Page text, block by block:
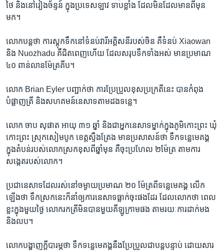
ថៃ និង​នៅវៀងច័ន្ទន៍ ​ក្នុងប្រទេស​ឡាវ ទាប​ខ្លាំង ដែល​មិន​ដែល​មាន​ពី​មុន​
មក។
លោក​បន្ត​ថា​ ការ​ស្តុក​ទឹក​នៅ​ទំនប់​វារី​អគ្គិសនី​របស់​ចិន គឺ​ទំនប់ ​Xiaowan ​
និង​ Nuozhadu គឺ​ជិត​ពេញ​ហើយ ដែល​សរុបទឹក​ទាំងអស់ មាន​ប្រមាណ
៤០​ ពាន់​លាន​ម៉ែត្រ​គីប។
លោក Brian Eyler បញ្ជាក់​ថា ការ​ប្រែ​ប្រួល​ខុស​ប្រក្រតី​នេះ បាន​កំពុង​
បំផ្លាញ​ត្រី និង​សហគមន៍​នេសាទតាម​ដង​ទន្លេ។
លោក ចាប សុផាត អាយុ ​៣១ ​ឆ្នាំ និង​ជា​អ្នក​នេសាទ​ម្នាក់​ក្នុង​ភូមិ​កោះ​ព្រះ ឃុំ​
កោះ​ព្រះ ស្រុក​សៀមបូក ខេត្ត​ស្ទឹង​ត្រែង មាន​ប្រសាសន៍​ថា ​ទឹកទន្លេ​មេគង្គ​
ក្នុង​តំបន់​របស់​លោក​ស្រក​ខុស​ពី​ឆ្នាំ​មុន គឺ​ចុះ​ប្រហែល​ ២​ម៉ែត្រ តាម​ការ
សង្កេត​របស់​លោក។
ប្រជា​នេសាទ​ដែល​រស់​នៅ​ចម្ងាយ​ប្រមាណ​ ២០​ ម៉ែត្រ​ពី​ទន្លេ​មេគង្គ លើក​
ឡើង​ថា ទឹក​ស្រក​នេះ​ក៏​នាំ​ឲ្យការ​នេសាទធ្លាក់​ចុះ​ផង​ដែរ ដែល​លោក​ថា ​ពេល​
ខ្លះ​ក្នុង​មួយ​ថ្ងៃ លោករក​ត្រី​មិន​បាន​មួយ​គីឡូក្រាម​ផង​ តាម​រយៈ​ការ​ដាក់​មង
និង​លប។
លោក​បង្ហាញ​ក្តី​បារម្ភ​ថា ​ទឹក​ទន្លេ​មេគង្គ​នឹង​ប្រែ​ប្រួល​ជា​បន្ត​បន្ទាប់ ដោយ​សារ​